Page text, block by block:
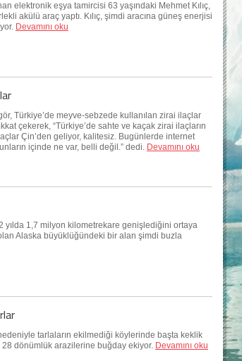
elektronik eşya tamircisi 63 yaşındaki Mehmet Kılıç,
akülü araç yaptı. Kılıç, şimdi aracına güneş enerjisi
Devamını oku
Türkiye’de meyve-sebzede kullanılan zirai ilaçlar
çekerek, “Türkiye’de sahte ve kaçak zirai ilaçların
Çin’den geliyor, kalitesiz. Bugünlerde internet
içinde ne var, belli değil.” dedi. Devamını oku
yılda 1,7 milyon kilometrekare genişlediğini ortaya
Alaska büyüklüğündeki bir alan şimdi buzla
tarlaların ekilmediği köylerinde başta keklik
dönümlük arazilerine buğday ekiyor. Devamını oku